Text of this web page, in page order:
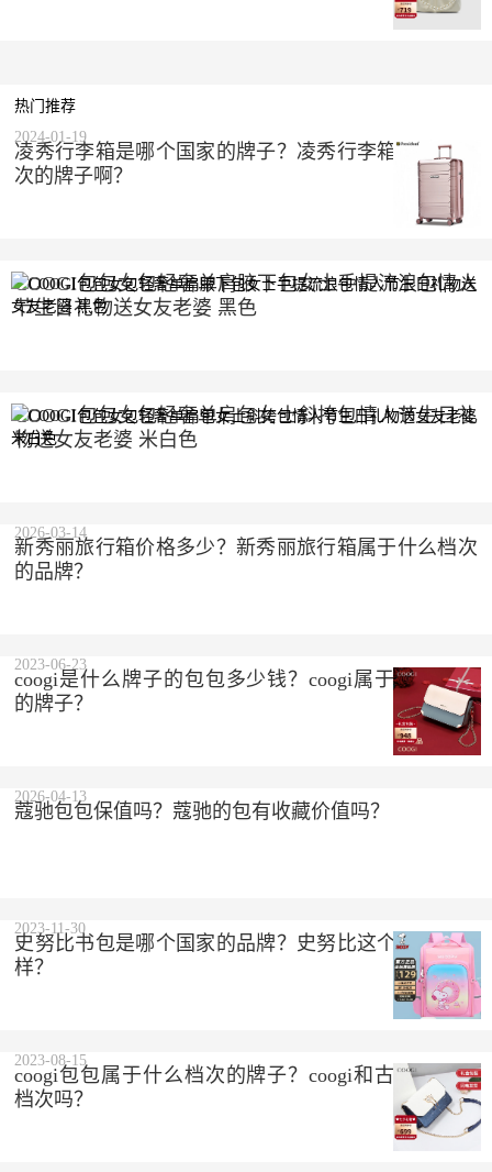
热门推荐
凌秀行李箱是哪个国家的牌子？凌秀行李箱是什么档
次的牌子啊？
2024-01-19
COOGI包包女包轻奢单肩腋下包女士手提流浪包情人
节生日礼物送女友老婆 黑色
COOGI包包女包轻奢单肩包女士斜挎包情人节生日礼
物送女友老婆 米白色
新秀丽旅行箱价格多少？新秀丽旅行箱属于什么档次
的品牌？
2026-03-14
coogi是什么牌子的包包多少钱？coogi属于什么档次
的牌子？
2023-06-23
蔻驰包包保值吗？蔻驰的包有收藏价值吗？
2026-04-13
史努比书包是哪个国家的品牌？史努比这个品牌怎么
样？
2023-11-30
coogi包包属于什么档次的牌子？coogi和古驰是一个
档次吗？
2023-08-15